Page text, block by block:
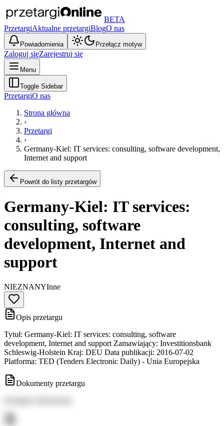
BETA
PrzetargiAktualne przetargiBlogO nas
Powiadomienia Przełącz motyw
Zaloguj sięZarejestruj się
Menu
Toggle Sidebar
PrzetargiO nas
Strona główna
›
Przetargi
›
Germany-Kiel: IT services: consulting, software development,
Internet and support
Powrót do listy przetargów
Germany-Kiel: IT services:
consulting, software
development, Internet and
support
NIEZNANYInne
Opis przetargu
Tytuł: Germany-Kiel: IT services: consulting, software
development, Internet and support Zamawiający: Investitionsbank
Schleswig-Holstein Kraj: DEU Data publikacji: 2016-07-02
Platforma: TED (Tenders Electronic Daily) - Unia Europejska
Dokumenty przetargu